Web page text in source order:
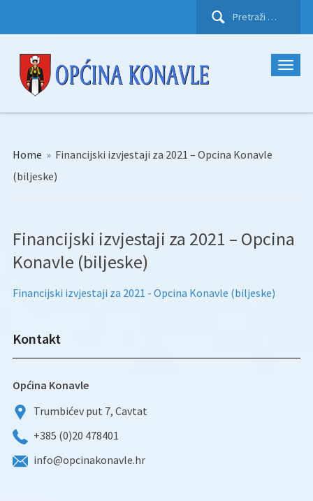
Pretraži:
Home » Financijski izvjestaji za 2021 – Opcina Konavle
(biljeske)
Financijski izvjestaji za 2021 – Opcina
Konavle (biljeske)
Financijski izvjestaji za 2021 - Opcina Konavle (biljeske)
Kontakt
Općina Konavle
Trumbićev put 7, Cavtat
+385 (0)20 478401
info@opcinakonavle.hr